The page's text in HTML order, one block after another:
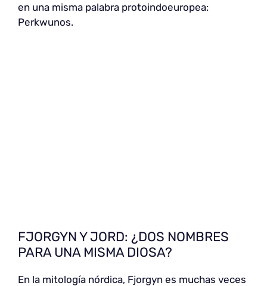
en una misma palabra protoindoeuropea:
Perkwunos.
FJORGYN Y JORD: ¿DOS NOMBRES
PARA UNA MISMA DIOSA?
En la mitología nórdica, Fjorgyn es muchas veces